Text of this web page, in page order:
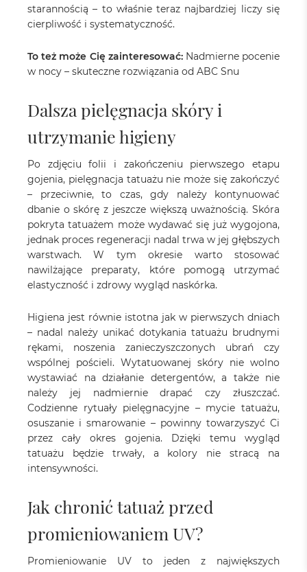
starannością – to właśnie teraz najbardziej liczy się
cierpliwość i systematyczność.
To też może Cię zainteresować: Nadmierne pocenie
w nocy – skuteczne rozwiązania od ABC Snu
Dalsza pielęgnacja skóry i
utrzymanie higieny
Po zdjęciu folii i zakończeniu pierwszego etapu
gojenia, pielęgnacja tatuażu nie może się zakończyć
– przeciwnie, to czas, gdy należy kontynuować
dbanie o skórę z jeszcze większą uważnością. Skóra
pokryta tatuażem może wydawać się już wygojona,
jednak proces regeneracji nadal trwa w jej głębszych
warstwach. W tym okresie warto stosować
nawilżające preparaty, które pomogą utrzymać
elastyczność i zdrowy wygląd naskórka.
Higiena jest równie istotna jak w pierwszych dniach
– nadal należy unikać dotykania tatuażu brudnymi
rękami, noszenia zanieczyszczonych ubrań czy
wspólnej pościeli. Wytatuowanej skóry nie wolno
wystawiać na działanie detergentów, a także nie
należy jej nadmiernie drapać czy złuszczać.
Codzienne rytuały pielęgnacyjne – mycie tatuażu,
osuszanie i smarowanie – powinny towarzyszyć Ci
przez cały okres gojenia. Dzięki temu wygląd
tatuażu będzie trwały, a kolory nie stracą na
intensywności.
Jak chronić tatuaż przed
promieniowaniem UV?
Promieniowanie UV to jeden z największych